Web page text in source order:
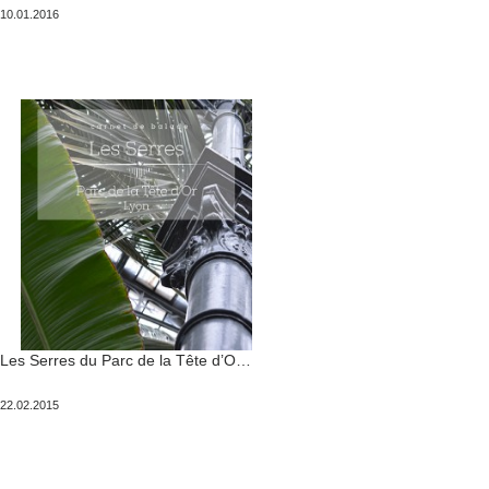
Publié
10.01.2016
Publié
22.02.2015